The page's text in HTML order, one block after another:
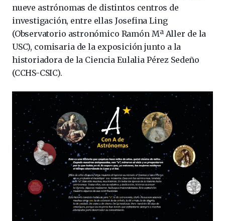
nueve astrónomas de distintos centros de
investigación, entre ellas Josefina Ling
(Observatorio astronómico Ramón Mª Aller de la
USC), comisaria de la exposición junto a la
historiadora de la Ciencia Eulalia Pérez Sedeño
(CCHS-CSIC).